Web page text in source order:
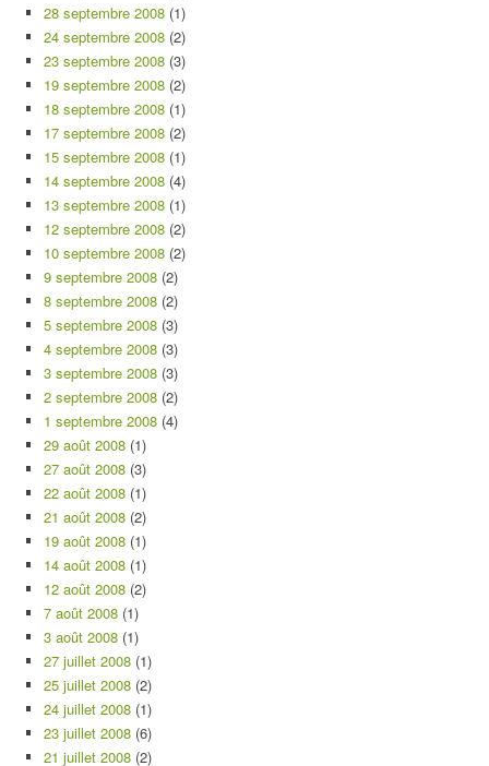
28 septembre 2008 (1)
24 septembre 2008 (2)
23 septembre 2008 (3)
19 septembre 2008 (2)
18 septembre 2008 (1)
17 septembre 2008 (2)
15 septembre 2008 (1)
14 septembre 2008 (4)
13 septembre 2008 (1)
12 septembre 2008 (2)
10 septembre 2008 (2)
9 septembre 2008 (2)
8 septembre 2008 (2)
5 septembre 2008 (3)
4 septembre 2008 (3)
3 septembre 2008 (3)
2 septembre 2008 (2)
1 septembre 2008 (4)
29 août 2008 (1)
27 août 2008 (3)
22 août 2008 (1)
21 août 2008 (2)
19 août 2008 (1)
14 août 2008 (1)
12 août 2008 (2)
7 août 2008 (1)
3 août 2008 (1)
27 juillet 2008 (1)
25 juillet 2008 (2)
24 juillet 2008 (1)
23 juillet 2008 (6)
21 juillet 2008 (2)